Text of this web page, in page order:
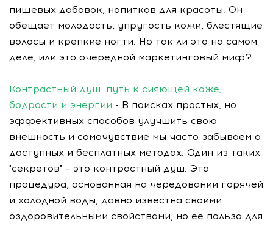
пищевых добавок, напитков для красоты. Он
обещает молодость, упругость кожи, блестящие
волосы и крепкие ногти. Но так ли это на самом
деле, или это очередной маркетинговый миф?
Контрастный душ: путь к сияющей коже,
бодрости и энергии - В поисках простых, но
эффективных способов улучшить свою
внешность и самочувствие мы часто забываем о
доступных и бесплатных методах. Один из таких
"секретов" – это контрастный душ. Эта
процедура, основанная на чередовании горячей
и холодной воды, давно известна своими
оздоровительными свойствами, но ее польза для